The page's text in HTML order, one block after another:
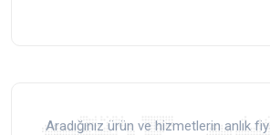
Aradığınız ürün ve hizmetlerin anlık